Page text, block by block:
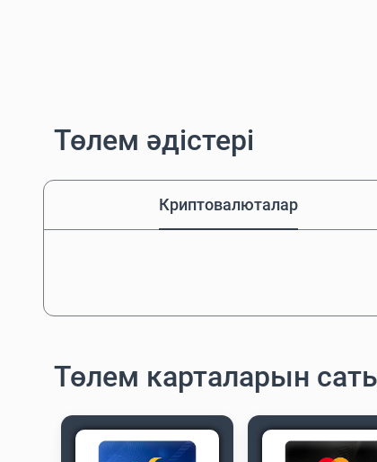
Төлем әдістері
Криптовалюталар
Төлем карталарын